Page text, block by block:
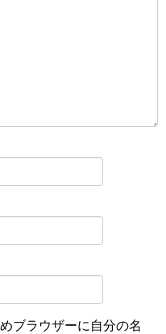
ブラウザーに自分の名